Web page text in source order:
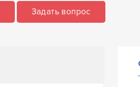
Задать вопрос